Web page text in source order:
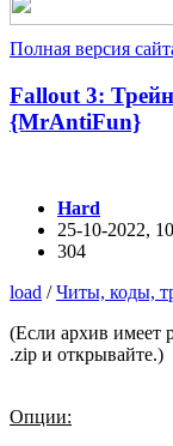
Полная версия
Fallout 3:
{MrAntiFun}
Hard
25-10-2022,
304
load /Читы, коды,
(Если архив имеет
.zip и открывайте.)
Опции: